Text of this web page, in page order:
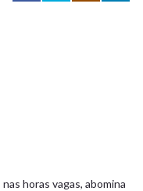
horas vagas, abomina